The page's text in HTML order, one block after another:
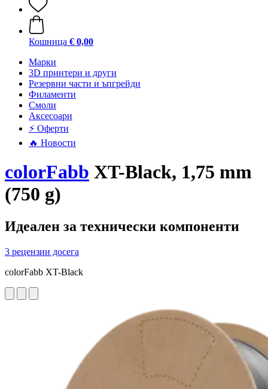
Кошница € 0,00
Mарки
3D принтери и други
Резервни части и ъпгрейди
Филаменти
Смоли
Аксесоари
⚡ Оферти
🔥 Новости
colorFabb XT-Black, 1,75 mm
(750 g)
Идеален за технически компоненти
3 рецензии досега
colorFabb XT-Black